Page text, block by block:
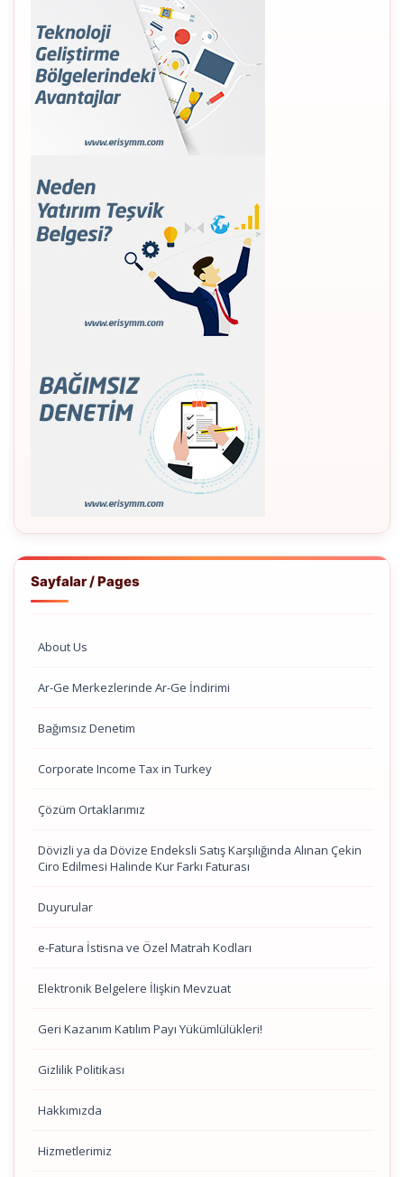
Sayfalar / Pages
About Us
Ar-Ge Merkezlerinde Ar-Ge İndirimi
Bağımsız Denetim
Corporate Income Tax in Turkey
Çözüm Ortaklarımız
Dövizli ya da Dövize Endeksli Satış Karşılığında Alınan Çekin
Ciro Edilmesi Halinde Kur Farkı Faturası
Duyurular
e-Fatura İstisna ve Özel Matrah Kodları
Elektronik Belgelere İlişkin Mevzuat
Geri Kazanım Katılım Payı Yükümlülükleri!
Gizlilik Politikası
Hakkımızda
Hizmetlerimiz